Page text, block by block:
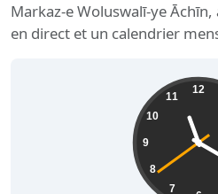
Markaz-e Woluswalī-ye
en direct et un calendrier
12
7
8
9
10
11